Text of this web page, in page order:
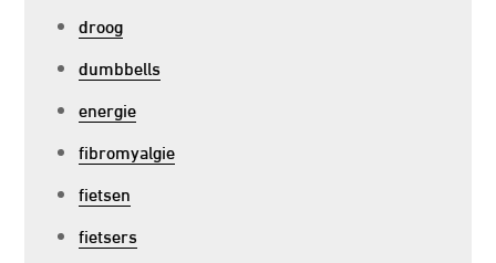
droog
dumbbells
energie
fibromyalgie
fietsen
fietsers